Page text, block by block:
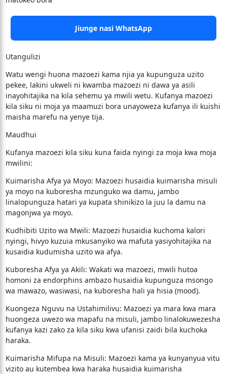
Jiunge nasi WhatsApp
Utangulizi
​Watu wengi huona mazoezi kama njia ya kupunguza uzito
pekee, lakini ukweli ni kwamba mazoezi ni dawa ya asili
inayohitajika na kila sehemu ya mwili wetu. Kufanya mazoezi
kila siku ni moja ya maamuzi bora unayoweza kufanya ili kuishi
maisha marefu na yenye tija.
​Maudhui
​Kufanya mazoezi kila siku kuna faida nyingi za moja kwa moja
mwilini:
​Kuimarisha Afya ya Moyo: Mazoezi husaidia kuimarisha misuli
ya moyo na kuboresha mzunguko wa damu, jambo
linalopunguza hatari ya kupata shinikizo la juu la damu na
magonjwa ya moyo.
​Kudhibiti Uzito wa Mwili: Mazoezi husaidia kuchoma kalori
nyingi, hivyo kuzuia mkusanyiko wa mafuta yasiyohitajika na
kusaidia kudumisha uzito wa afya.
​Kuboresha Afya ya Akili: Wakati wa mazoezi, mwili hutoa
homoni za endorphins ambazo husaidia kupunguza msongo
wa mawazo, wasiwasi, na kuboresha hali ya hisia (mood).
​Kuongeza Nguvu na Ustahimilivu: Mazoezi ya mara kwa mara
huongeza uwezo wa mapafu na misuli, jambo linalokuwezesha
kufanya kazi zako za kila siku kwa ufanisi zaidi bila kuchoka
haraka.
​Kuimarisha Mifupa na Misuli: Mazoezi kama ya kunyanyua vitu
vizito au kutembea kwa haraka husaidia kuimarisha